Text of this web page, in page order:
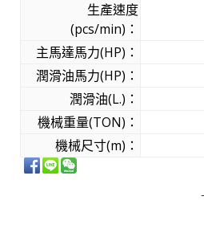
生產速度
(pcs/min)：
主馬達馬力(HP)：
潤滑油馬力(HP)：
潤滑油(L.)：
機械重量(TON)：
機械尺寸(m)：